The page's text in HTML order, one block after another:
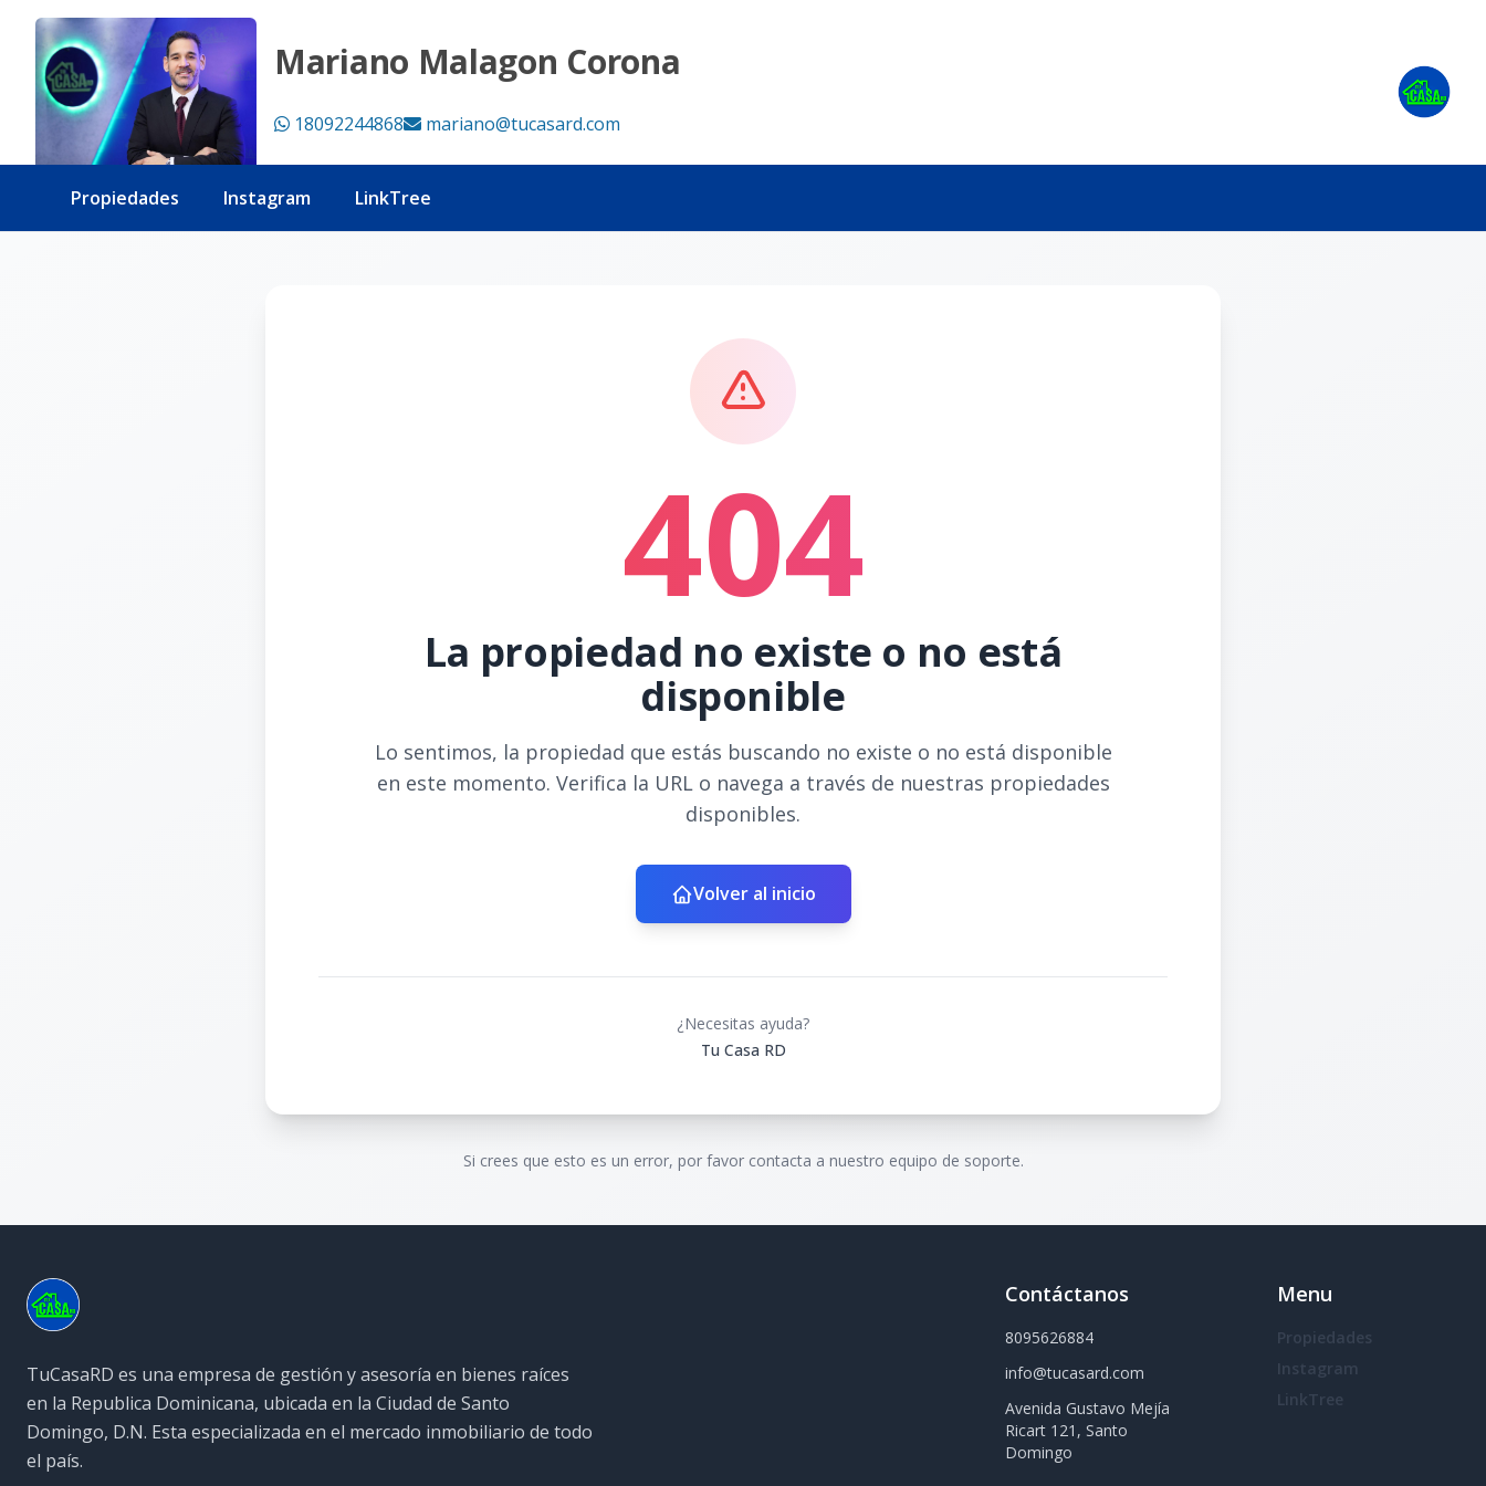
Mariano Malagon Corona
18092244868 mariano@tucasard.com
Propiedades Instagram LinkTree
404
La propiedad no existe o no está
disponible
Lo sentimos, la propiedad que estás buscando no existe o no está disponible
en este momento. Verifica la URL o navega a través de nuestras propiedades
disponibles.
Volver al inicio
¿Necesitas ayuda?
Tu Casa RD
Si crees que esto es un error, por favor contacta a nuestro equipo de soporte.
TuCasaRD es una empresa de gestión y asesoría en bienes raíces
en la Republica Dominicana, ubicada en la Ciudad de Santo
Domingo, D.N. Esta especializada en el mercado inmobiliario de todo
el país.
Contáctanos
8095626884
info@tucasard.com
Avenida Gustavo Mejía
Ricart 121, Santo
Domingo
Menu
Propiedades
Instagram
LinkTree
Página no encontrada - Tu Casa RD